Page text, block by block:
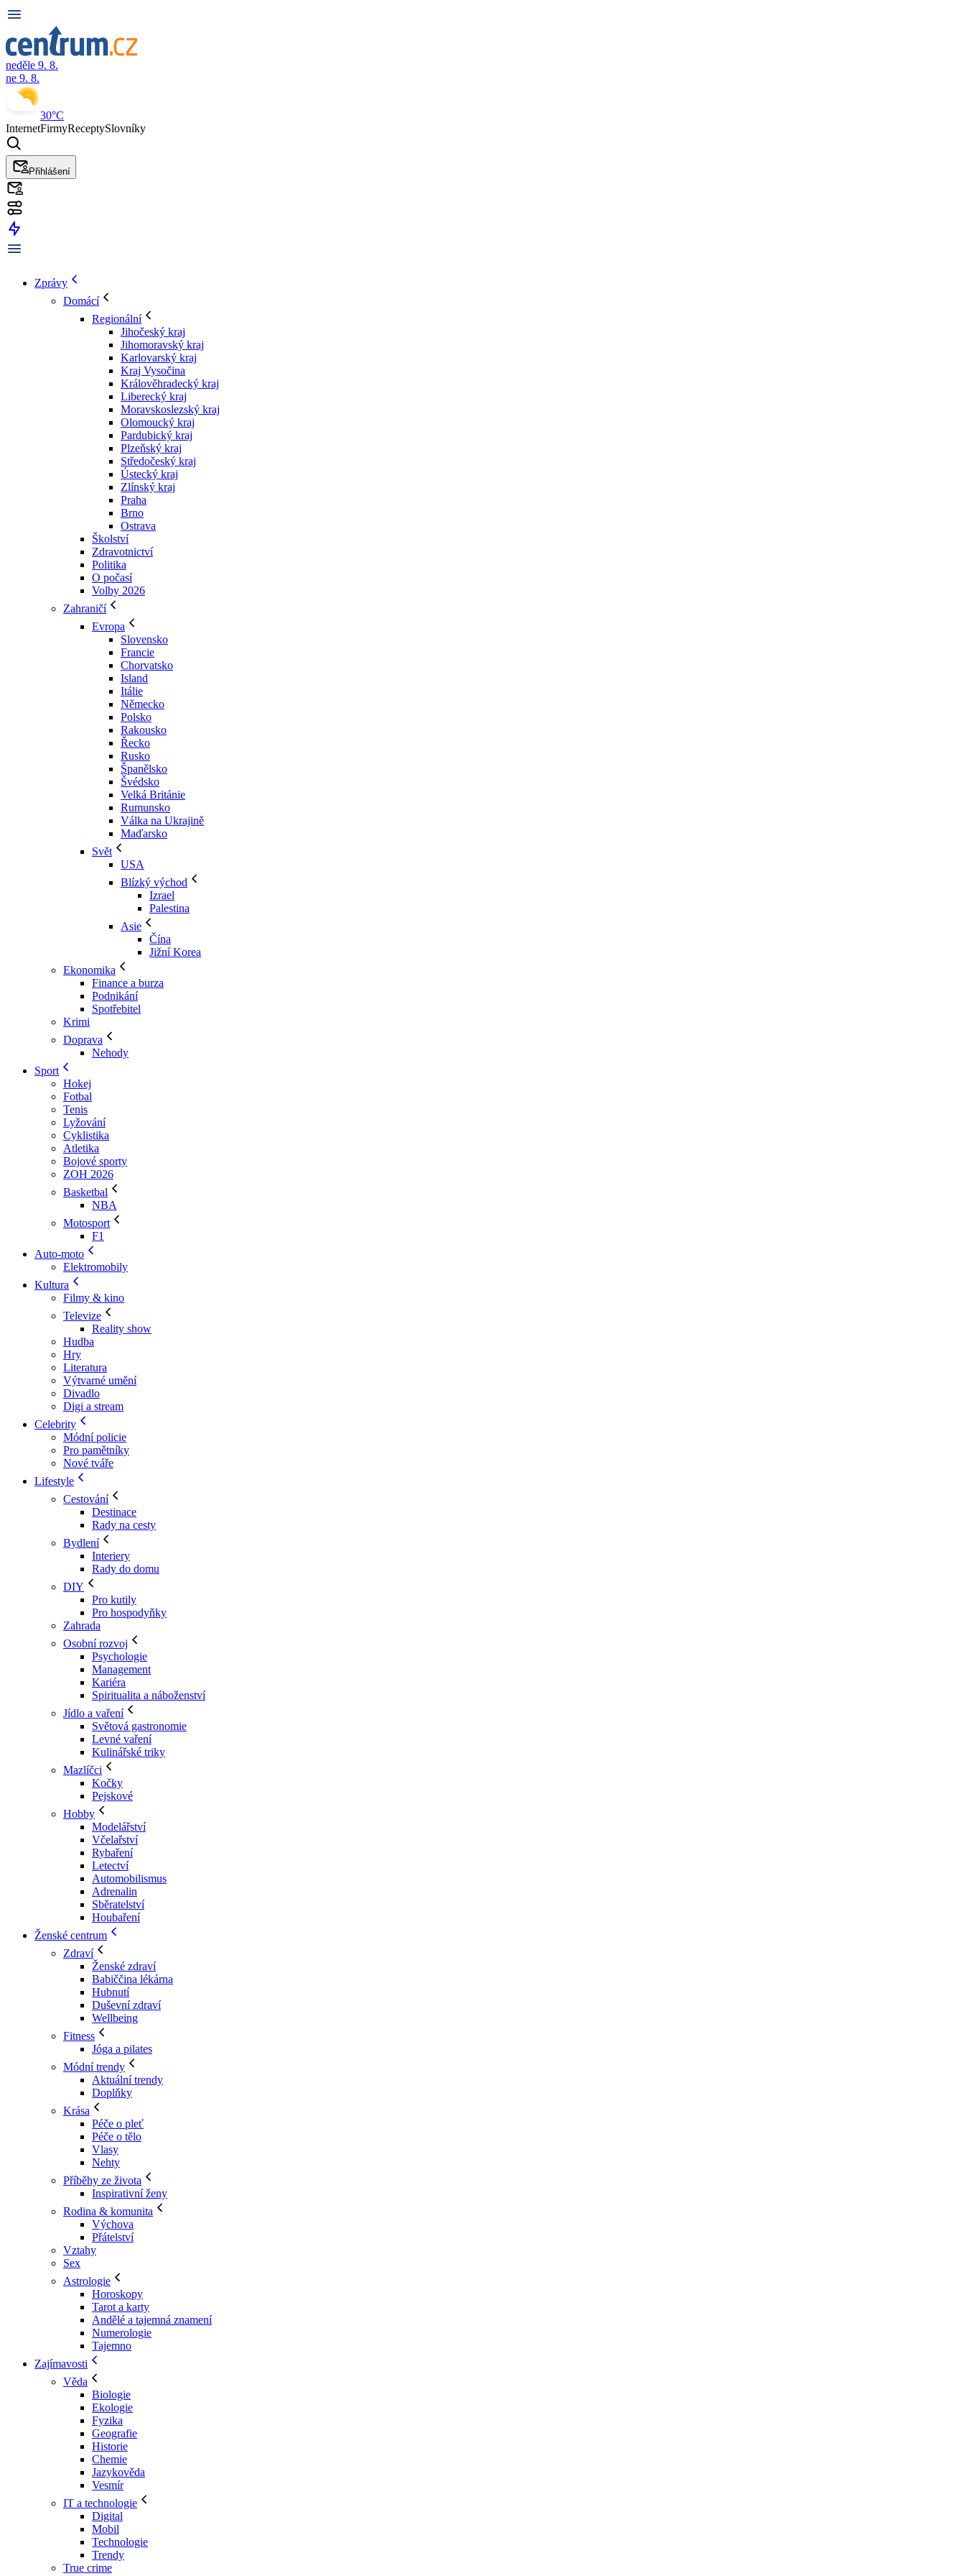
neděle 9. 8.
ne 9. 8.
30°C
InternetFirmyReceptySlovníky
Přihlášení
Zprávy
Domácí
Regionální
Jihočeský kraj
Jihomoravský kraj
Karlovarský kraj
Kraj Vysočina
Králověhradecký kraj
Liberecký kraj
Moravskoslezský kraj
Olomoucký kraj
Pardubický kraj
Plzeňský kraj
Středočeský kraj
Ústecký kraj
Zlínský kraj
Praha
Brno
Ostrava
Školství
Zdravotnictví
Politika
O počasí
Volby 2026
Zahraničí
Evropa
Slovensko
Francie
Chorvatsko
Island
Itálie
Německo
Polsko
Rakousko
Řecko
Rusko
Španělsko
Švédsko
Velká Británie
Rumunsko
Válka na Ukrajině
Maďarsko
Svět
USA
Blízký východ
Izrael
Palestina
Asie
Čína
Jižní Korea
Ekonomika
Finance a burza
Podnikání
Spotřebitel
Krimi
Doprava
Nehody
Sport
Hokej
Fotbal
Tenis
Lyžování
Cyklistika
Atletika
Bojové sporty
ZOH 2026
Basketbal
NBA
Motosport
F1
Auto-moto
Elektromobily
Kultura
Filmy & kino
Televize
Reality show
Hudba
Hry
Literatura
Výtvarné umění
Divadlo
Digi a stream
Celebrity
Módní policie
Pro pamětníky
Nové tváře
Lifestyle
Cestování
Destinace
Rady na cesty
Bydlení
Interiery
Rady do domu
DIY
Pro kutily
Pro hospodyňky
Zahrada
Osobní rozvoj
Psychologie
Management
Kariéra
Spiritualita a náboženství
Jídlo a vaření
Světová gastronomie
Levné vaření
Kulinářské triky
Mazlíčci
Kočky
Pejskové
Hobby
Modelářství
Včelařství
Rybaření
Letectví
Automobilismus
Adrenalin
Sběratelství
Houbaření
Ženské centrum
Zdraví
Ženské zdraví
Babiččina lékárna
Hubnutí
Duševní zdraví
Wellbeing
Fitness
Jóga a pilates
Módní trendy
Aktuální trendy
Doplňky
Krása
Péče o pleť
Péče o tělo
Vlasy
Nehty
Příběhy ze života
Inspirativní ženy
Rodina & komunita
Výchova
Přátelství
Vztahy
Sex
Astrologie
Horoskopy
Tarot a karty
Andělé a tajemná znamení
Numerologie
Tajemno
Zajímavosti
Věda
Biologie
Ekologie
Fyzika
Geografie
Historie
Chemie
Jazykověda
Vesmír
IT a technologie
Digital
Mobil
Technologie
Trendy
True crime